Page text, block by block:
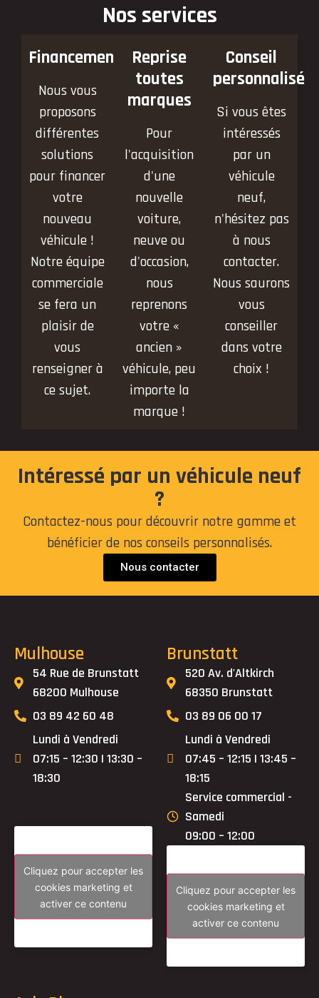
Nos services
Financement
Nous vous
proposons
différentes
solutions
pour financer
votre
nouveau
véhicule !
Notre équipe
commerciale
se fera un
plaisir de
vous
renseigner à
ce sujet.
Reprise
toutes
marques
Pour
l'acquisition
d'une
nouvelle
voiture,
neuve ou
d'occasion,
nous
reprenons
votre «
ancien »
véhicule, peu
importe la
marque !
Conseil
personnalisé
Si vous êtes
intéressés
par un
véhicule
neuf,
n'hésitez pas
à nous
contacter.
Nous saurons
vous
conseiller
dans votre
choix !
Intéressé par un véhicule neuf
?
Contactez-nous pour découvrir notre gamme et
bénéficier de nos conseils personnalisés.
Nous contacter
Mulhouse
54 Rue de Brunstatt
68200 Mulhouse
03 89 42 60 48
Lundi à Vendredi
07:15 – 12:30 | 13:30 –
18:30
Cliquez pour accepter les
cookies marketing et
activer ce contenu
Brunstatt
520 Av. d'Altkirch
68350 Brunstatt
03 89 06 00 17
Lundi à Vendredi
07:45 – 12:15 | 13:45 –
18:15
Service commercial -
Samedi
09:00 – 12:00
Cliquez pour accepter les
cookies marketing et
activer ce contenu